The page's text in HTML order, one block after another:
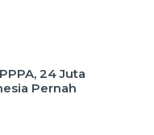
24 Juta
Pernah